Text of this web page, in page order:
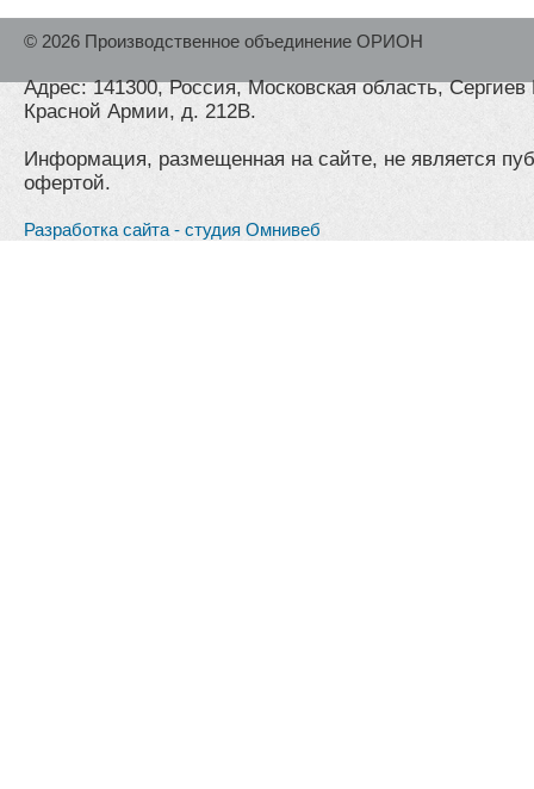
© 2026 Производственное объединение ОРИОН
Адрес: 141300, Россия, Московская область,
Красной Армии, д. 212В.
Информация, размещенная на сайте, не является
офертой.
Разработка сайта - студия Омнивеб